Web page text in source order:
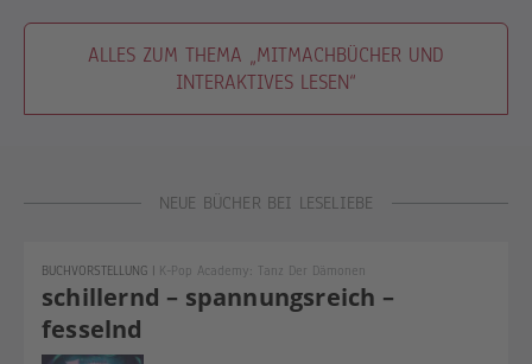
ALLES ZUM THEMA „MITMACHBÜCHER UND
INTERAKTIVES LESEN“
NEUE BÜCHER BEI LESELIEBE
schillernd – spannungsreich –
fesselnd
BUCHVORSTELLUNG | K-Pop Academy: Tanz Der Dämonen